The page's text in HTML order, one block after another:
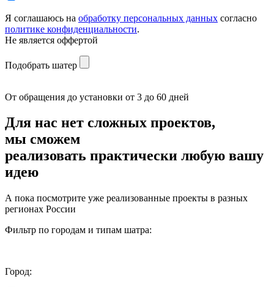
Я соглашаюсь на обработку персональных данных согласно
политике конфиденциальности.
Не является оффертой
Подобрать шатер
От обращения до установки от 3 до 60 дней
Для нас нет сложных проектов,
мы сможем
реализовать практически любую вашу
идею
А пока посмотрите уже реализованные проекты в разных
регионах России
Фильтр по городам и типам шатра:
Город: